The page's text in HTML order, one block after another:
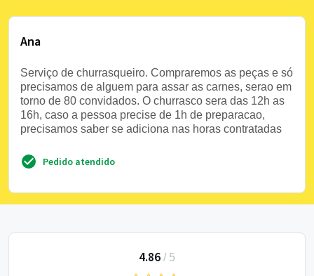
Ana
Serviço de churrasqueiro. Compraremos as peças e só
precisamos de alguem para assar as carnes, serao em
torno de 80 convidados. O churrasco sera das 12h as
16h, caso a pessoa precise de 1h de preparacao,
precisamos saber se adiciona nas horas contratadas
Pedido atendido
4.86 / 5